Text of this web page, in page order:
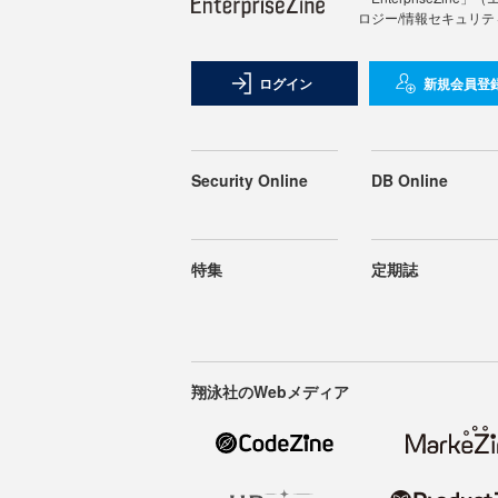
ロジー/情報セキュリ
ログイン 新規会員登
Security Online DB Online
特集 定期誌
翔泳社のWebメディア